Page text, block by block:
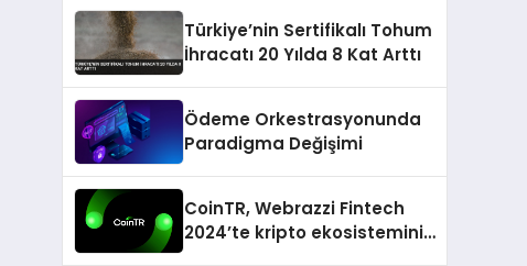
Türkiye’nin Sertifikalı Tohum
İhracatı 20 Yılda 8 Kat Arttı
Ödeme Orkestrasyonunda
Paradigma Değişimi
CoinTR, Webrazzi Fintech
2024’te kripto ekosisteminin